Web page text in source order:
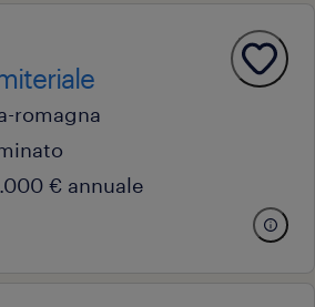
romagna
€ annuale